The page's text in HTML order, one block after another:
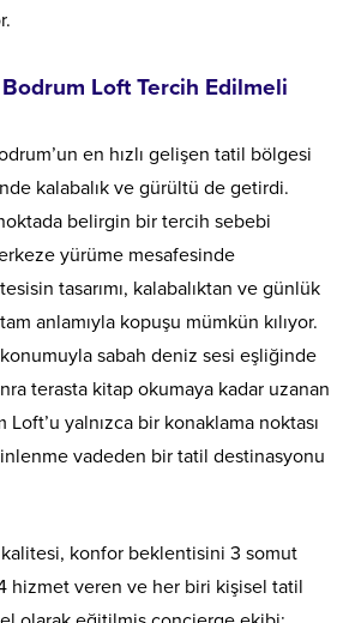
Bodrum Loft Tercih Edilmeli
en hızlı gelişen tatil bölgesi
kalabalık ve gürültü de getirdi.
belirgin bir tercih sebebi
yürüme mesafesinde
tasarımı, kalabalıktan ve günlük
anlamıyla kopuşu mümkün kılıyor.
sabah deniz sesi eşliğinde
terasta kitap okumaya kadar uzanan
yalnızca bir konaklama noktası
vadeden bir tatil destinasyonu
konfor beklentisini 3 somut
hizmet veren ve her biri kişisel tatil